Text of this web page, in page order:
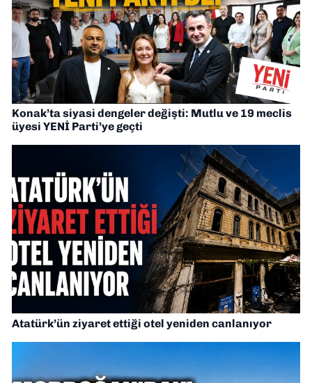
Konak’ta siyasi dengeler değişti: Mutlu ve 19 meclis
üyesi YENİ Parti’ye geçti
Atatürk’ün ziyaret ettiği otel yeniden canlanıyor